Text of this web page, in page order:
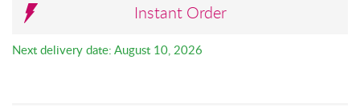
Instant Order
Next delivery date: August 10, 2026